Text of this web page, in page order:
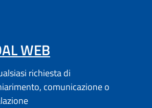
WEB
richiesta di
comunicazione o